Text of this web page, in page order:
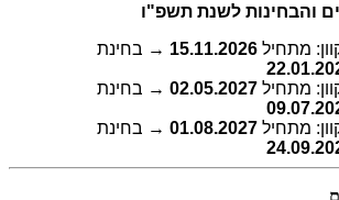
והבחינות לשנת תשפ"ו
מתחיל 15.11.2026 → בחינת
מתחיל 02.05.2027 → בחינת
מתחיל 01.08.2027 → בחינת